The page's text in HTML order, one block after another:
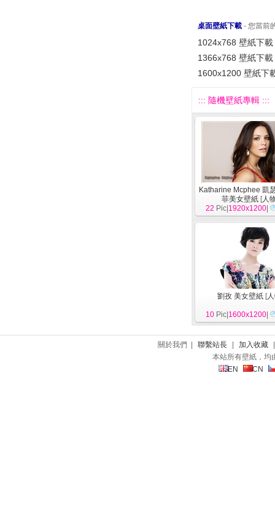
桌面壁紙下載 - 您當前
1024x768 壁紙下載
1366x768 壁紙下載
1600x1200 壁紙下
::: 隨機壁紙專輯 :::
Katharine Mcphee 凱
菲美女壁紙 [人
22 Pic| 1920x1200
劉孜 美女壁紙 [
10 Pic| 1600x1200
關於我們 | 聯繫站長 加入收藏
本站所有壁紙，均
EN
CN